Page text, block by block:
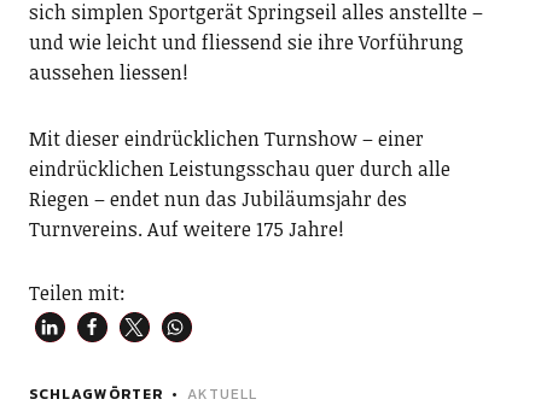
sich simplen Sportgerät Springseil alles anstellte –
und wie leicht und fliessend sie ihre Vorführung
aussehen liessen!
Mit dieser eindrücklichen Turnshow – einer
eindrücklichen Leistungsschau quer durch alle
Riegen – endet nun das Jubiläumsjahr des
Turnvereins. Auf weitere 175 Jahre!
Teilen mit:
SCHLAGWÖRTER AKTUELL